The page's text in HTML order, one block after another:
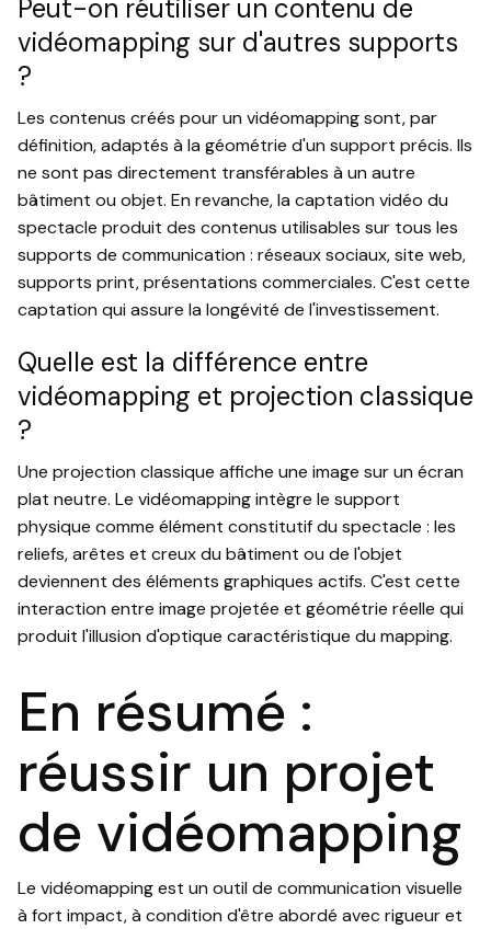
Peut-on réutiliser un contenu de
vidéomapping sur d'autres supports
?
Les contenus créés pour un vidéomapping sont, par
définition, adaptés à la géométrie d'un support précis. Ils
ne sont pas directement transférables à un autre
bâtiment ou objet. En revanche, la captation vidéo du
spectacle produit des contenus utilisables sur tous les
supports de communication : réseaux sociaux, site web,
supports print, présentations commerciales. C'est cette
captation qui assure la longévité de l'investissement.
Quelle est la différence entre
vidéomapping et projection classique
?
Une projection classique affiche une image sur un écran
plat neutre. Le vidéomapping intègre le support
physique comme élément constitutif du spectacle : les
reliefs, arêtes et creux du bâtiment ou de l'objet
deviennent des éléments graphiques actifs. C'est cette
interaction entre image projetée et géométrie réelle qui
produit l'illusion d'optique caractéristique du mapping.
En résumé :
réussir un projet
de vidéomapping
Le vidéomapping est un outil de communication visuelle
à fort impact, à condition d'être abordé avec rigueur et